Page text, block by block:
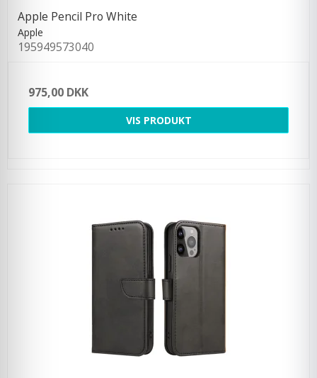
Apple Pencil Pro White
Apple
195949573040
975,00 DKK
VIS PRODUKT